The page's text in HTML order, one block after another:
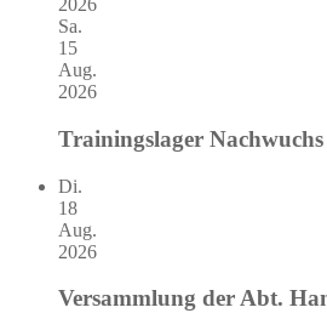
2026
Sa.
15
Aug.
2026
Trainingslager Nachwuchs
Di.
18
Aug.
2026
Versammlung der Abt.